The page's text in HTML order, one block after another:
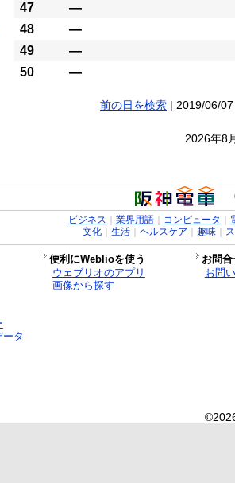
47
―
48
―
49
―
50
―
前の日を検索| 2019/06/
2026年8
ビジネス 業界用語｜ コンピュータ
文化｜ 生活｜ ヘルスケア 趣味｜
便利にWeblioを使う
お問
タ
ウェブリオのアプリ
画像から探す
お問